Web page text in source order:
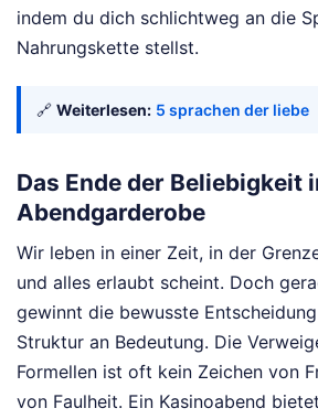
indem du dich schlichtweg an die
Nahrungskette stellst.
🔗 Weiterlesen: 5 sprachen der liebe
Das Ende der Beliebigkeit
Abendgarderobe
Wir leben in einer Zeit, in der
und alles erlaubt scheint. Doch
gewinnt die bewusste
Struktur an Bedeutung. Die
Formellen ist oft kein Zeichen von
von Faulheit. Ein Kasinoabend